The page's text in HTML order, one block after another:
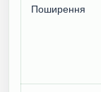
Поширення